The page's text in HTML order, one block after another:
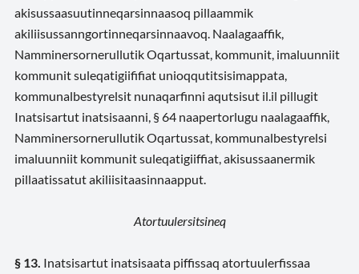
akisussaasuutinneqarsinnaasoq pillaammik
akiliisussanngortinneqarsinnaavoq. Naalagaaffik,
Namminersornerullutik Oqartussat, kommunit, imaluunniit
kommunit suleqatigiififiat unioqqutitsisimappata,
kommunalbestyrelsit nunaqarfinni aqutsisut il.il pillugit
Inatsisartut inatsisaanni, § 64 naapertorlugu naalagaaffik,
Namminersornerullutik Oqartussat, kommunalbestyrelsi
imaluunniit kommunit suleqatigiiffiat, akisussaanermik
pillaatissatut akiliisitaasinnaapput.
Atortuulersitsineq
§ 13. Inatsisartut inatsisaata piffissaq atortuulerfissaa